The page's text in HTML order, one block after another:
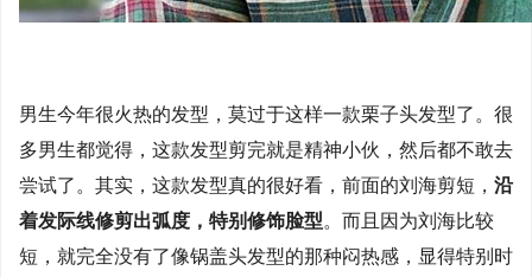
男生今年很火热的发型，莫过于这样一款栗子头发型了。很
多男生都觉得，这款发型剪完就是精神小伙，然后都不敢去
尝试了。其实，这款发型真的很好看，前面的刘海剪短， 沿
着发际线修剪出弧度，特别修饰脸型。而且因为刘海比较
短，就完全没有了像锅盖头发型的那种闷热感，显得特别时